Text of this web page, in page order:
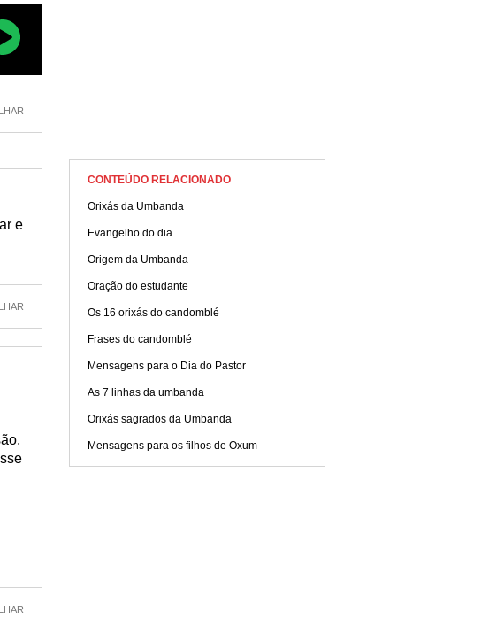
e
CONTEÚDO RELACIONADO
Orixás da Umbanda
Evangelho do dia
Origem da Umbanda
Oração do estudante
Os 16 orixás do candomblé
Frases do candomblé
Mensagens para o Dia do Pastor
As 7 linhas da umbanda
Orixás sagrados da Umbanda
Mensagens para os filhos de Oxum